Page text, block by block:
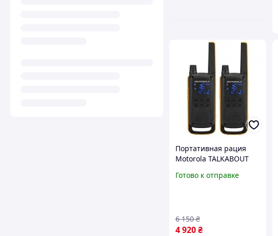
Портативная рация
Motorola TALKABOUT
Yellow Black
Готово к отправке
4 920₴
6 150 ₴